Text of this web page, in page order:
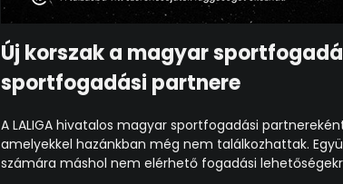
Új korszak a magyar
sportfogadási partnere
A LALIGA hivatalos magyar sportfogadási
amelyekkel hazánkban még nem találkozhattak.
számára máshol nem elérhető fogadási